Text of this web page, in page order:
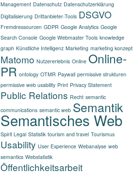
Management Datenschutz Datenschutzerklärung
Digitalisierung Drittanbieter-Tools DSGVO
Fremdressourcen GDPR Google Analytics Google
Search Console Google Webmaster Tools knowledge
graph Künstliche Intelligenz Marketing marketing konzept
Matomo Nutzererlebnis Online Online-
PR ontology OTMR Paywall permissive strukturen
permissive web usability Print Privacy Statement
Public Relations Recht semantic
communications semantic web Semantik
Semantisches Web
Spirit Legal Statistik tourism and travel Tourismus
Usability User Experience Webanalyse web
semantics Webstatistik
Öffentlichkeitsarbeit